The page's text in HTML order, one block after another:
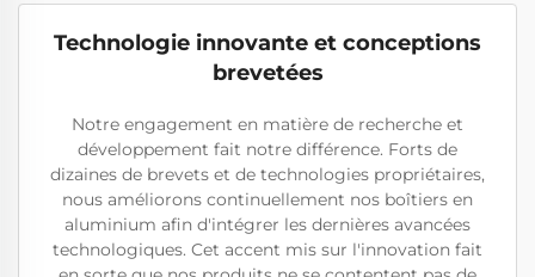
Technologie innovante et conceptions
brevetées
Notre engagement en matière de recherche et
développement fait notre différence. Forts de
dizaines de brevets et de technologies propriétaires,
nous améliorons continuellement nos boîtiers en
aluminium afin d'intégrer les dernières avancées
technologiques. Cet accent mis sur l'innovation fait